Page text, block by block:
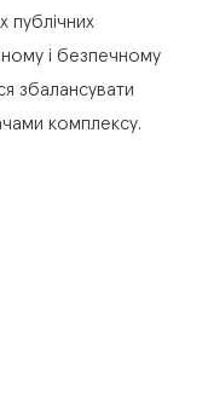
публічних
і безпечному
збалансувати
комплексу.